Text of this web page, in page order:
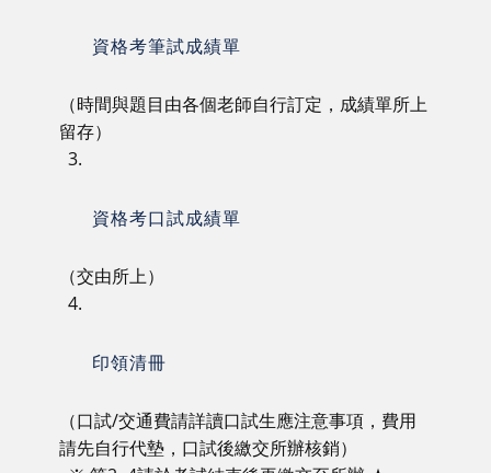
資格考筆試成績單
（時間與題目由各個老師自行訂定，成績單所上
留存）
3.
資格考口試成績單
（交由所上）
4.
印領清冊
（口試/交通費請詳讀口試生應注意事項，費用
請先自行代墊，口試後繳交所辦核銷）